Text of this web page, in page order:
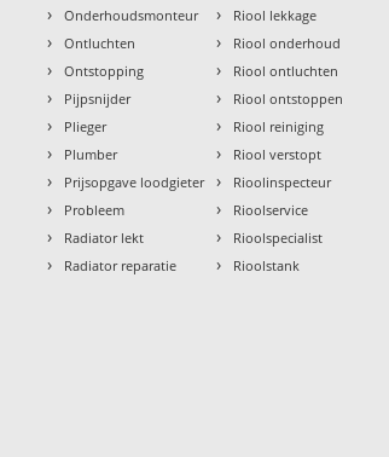
› Onderhoudsmonteur
› Ontluchten
› Ontstopping
› Pijpsnijder
› Plieger
› Plumber
› Prijsopgave loodgieter
› Probleem
› Radiator lekt
› Radiator reparatie
› Riool lekkage
› Riool onderhoud
› Riool ontluchten
› Riool ontstoppen
› Riool reiniging
› Riool verstopt
› Rioolinspecteur
› Rioolservice
› Rioolspecialist
› Rioolstank